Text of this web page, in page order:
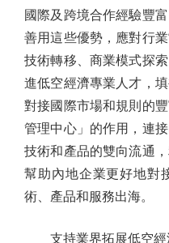
國際及跨境合作經驗豐
善用這些優勢，應對行
技術轉移、商業模式探
進低空經濟專業人才，
對接國際市場和規則的
管理中心」的作用，連
技術和產品的雙向流通
幫助內地企業更好地對
術、產品和服務出海。
支持業界拓展低空經